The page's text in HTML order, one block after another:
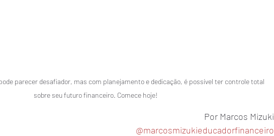
parecer desafiador, mas com planejamento e dedicação, é possível ter controle total
sobre seu futuro financeiro. Comece hoje!
Por Marcos Mizuki
@marcosmizukieducadorfinanceiro